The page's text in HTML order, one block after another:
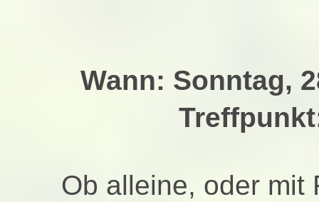
Wann: Sonntag,
Ob alleine, oder mit